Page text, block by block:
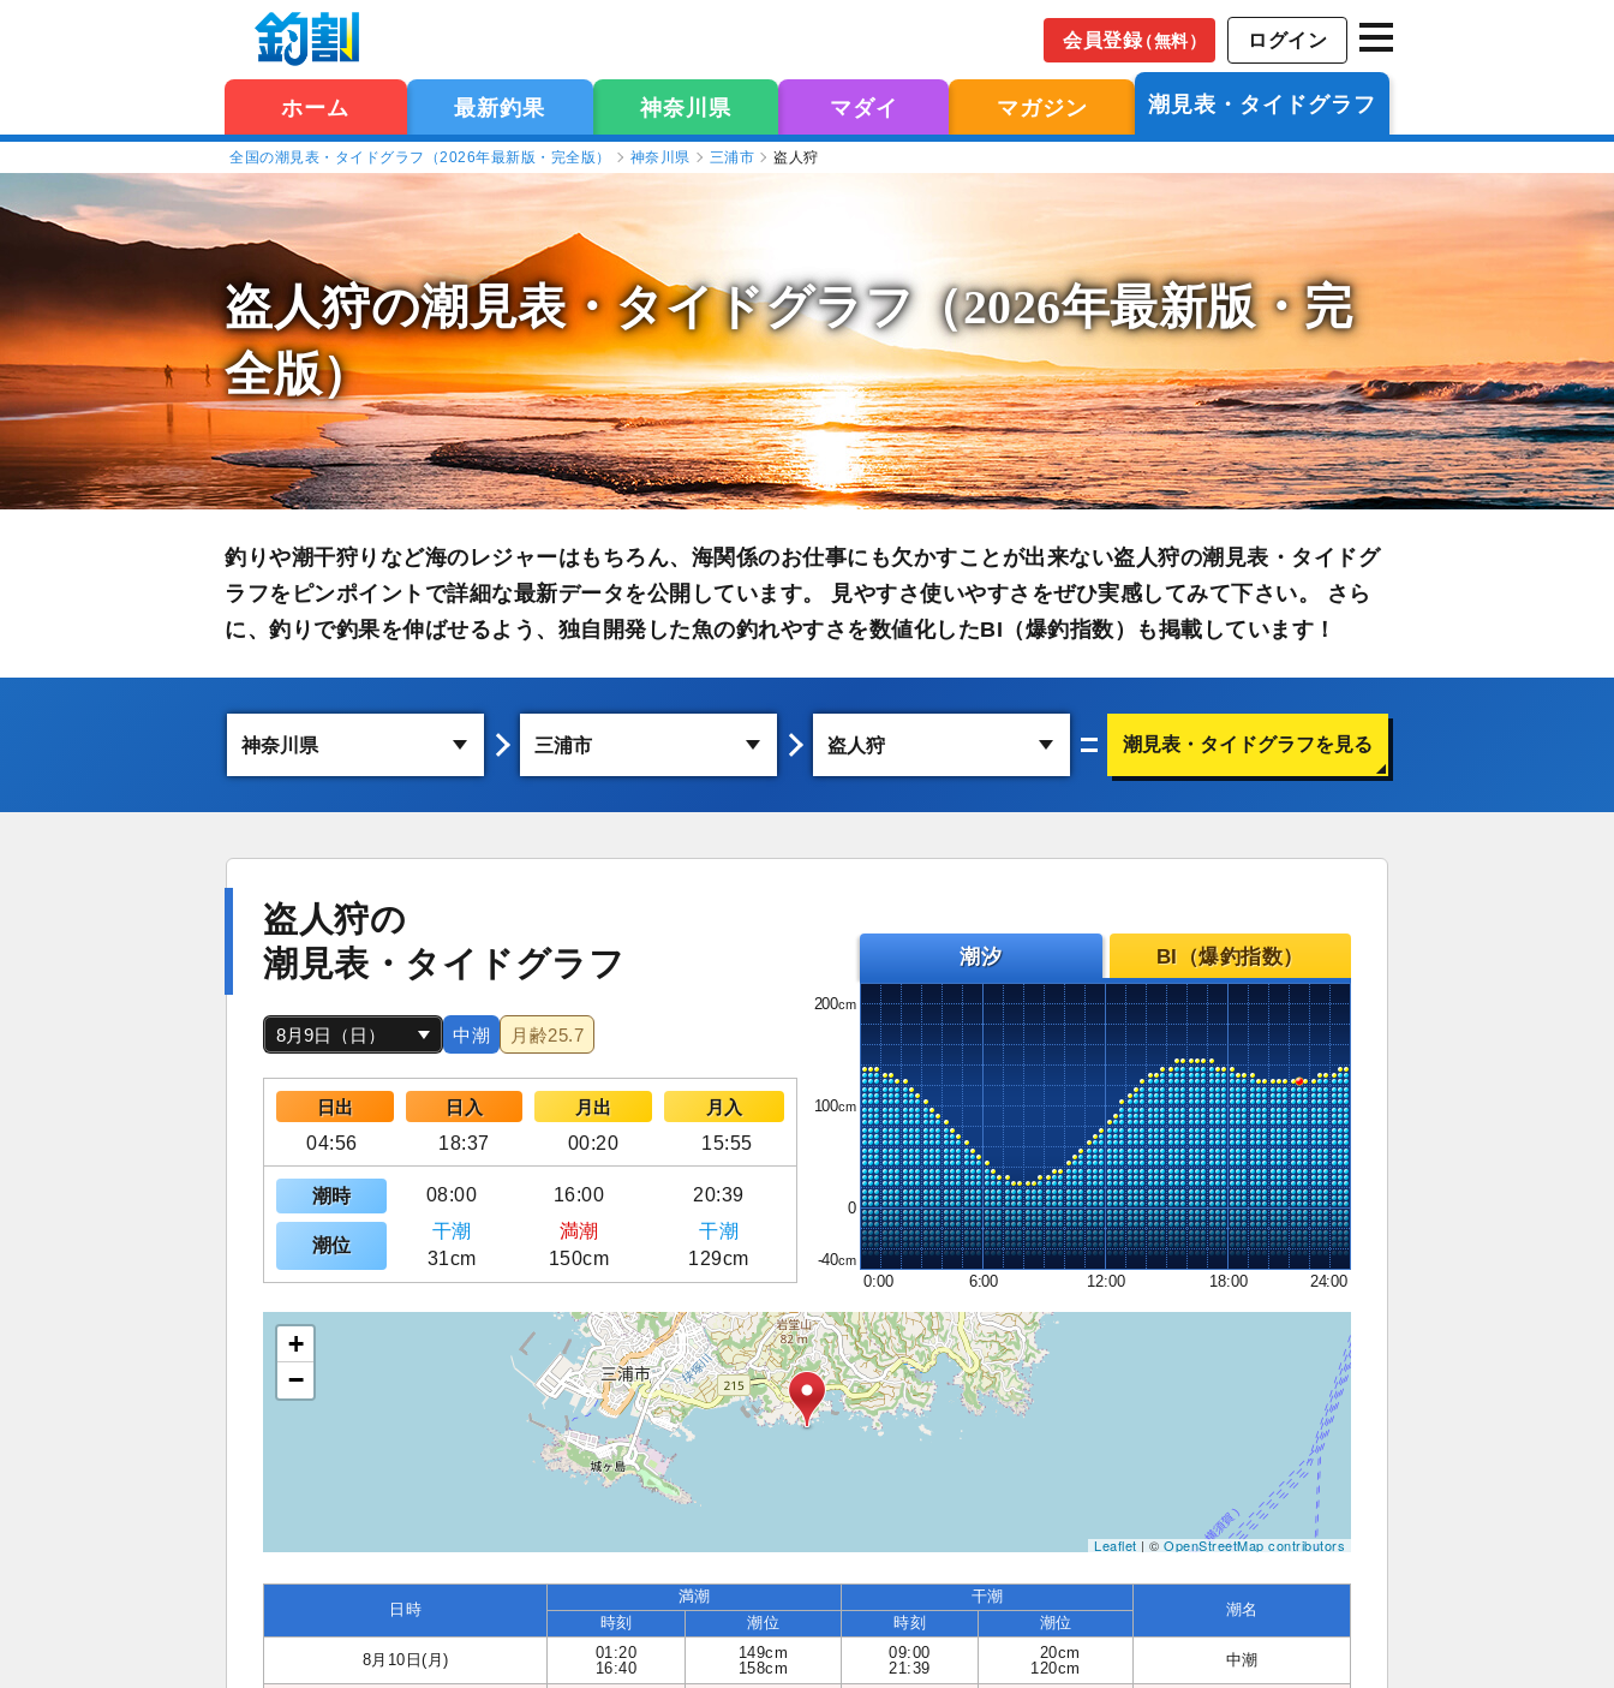
会員登録（無料） ログイン
ホーム 最新釣果 神奈川県 マダイ マガジン 潮見表・タイドグラフ
全国の潮見表・タイドグラフ（2026年最新版・完全版） 神奈川県 三浦市 盗人狩
盗人狩の潮見表・タイドグラフ（2026年最新版・完
全版）
釣りや潮干狩りなど海のレジャーはもちろん、海関係のお仕事にも欠かすことが出来ない盗人狩の潮見表・タイドグ
ラフをピンポイントで詳細な最新データを公開しています。 見やすさ使いやすさをぜひ実感してみて下さい。 さら
に、釣りで釣果を伸ばせるよう、独自開発した魚の釣れやすさを数値化したBI（爆釣指数）も掲載しています！
潮見表・タイドグラフを見る
盗人狩の
潮見表・タイドグラフ
中潮 月齢25.7
日出 日入 月出
月入
04:56
18:37 00:20 15:55
潮時 08:00 16:00 20:39
潮位
干潮 満潮
干潮
31cm
150cm 129cm
潮汐 BI（爆釣指数）
200
100
0
-40
0:00
6:00 12:00 18:00 24:00
+
−
Leaflet| ©OpenStreetMap contributors
日時
満潮 干潮
潮名
時刻 潮位 時刻 潮位
8月10日(月)
01:20
16:40
149cm
158cm
09:00
21:39
20cm
120cm
中潮